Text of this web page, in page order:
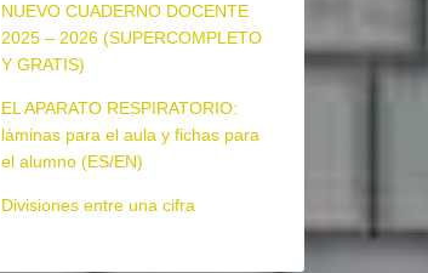
NUEVO CUADERNO DOCENTE
2025 – 2026 (SUPERCOMPLETO
Y GRATIS)
EL APARATO RESPIRATORIO:
láminas para el aula y fichas para
el alumno (ES/EN)
Divisiones entre una cifra